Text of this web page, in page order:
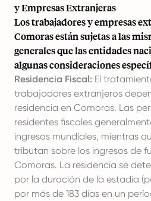
y Empresas Extranjeras
Los trabajadores y empresas
Comoras están sujetas a las
generales que las entidades
algunas consideraciones
Residencia Fiscal: El
trabajadores extranjeros
residencia en Comoras. Las
residentes fiscales
ingresos mundiales, mientras
tributan sobre los ingresos de
Comoras. La residencia se
por la duración de la estadía
por más de 183 días en un